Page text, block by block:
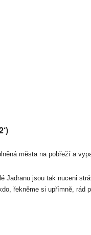
města na pobřeží a
Jadranu jsou tak nuceni
řekněme si upřímně,